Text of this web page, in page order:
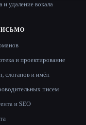
и удаление вокала
и проектирование
слоганов и имён
писем
и SEO